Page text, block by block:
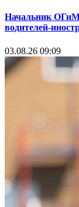
Начальник
водителей-
03.08.26 09:09